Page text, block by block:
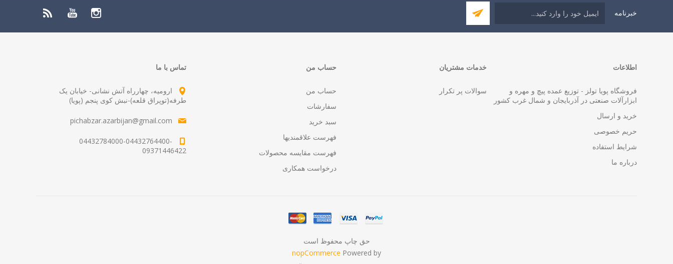
خبرنامه
اطلاعات
فروشگاه پویا تولز - توزیع عمده پیچ و مهره و
ابزارآلات صنعتی در آذربایجان و شمال غرب کشور
خرید و ارسال
حریم خصوصی
شرایط استفاده
درباره ما
خدمات مشتریان
سوالات پر تکرار
حساب من
حساب من
سفارشات
سبد خرید
فهرست علاقمندیها
فهرست مقایسه محصولات
درخواست همکاری
تماس با ما
ارومیه، چهارراه آتش نشانی- خیابان یک
طرفه(توپراق قلعه)-نبش کوی پنجم (پویا)
pichabzar.azarbijan@gmail.com
04432784000-04432764400-
09371446422
حق چاپ محفوظ است
Powered by
nopCommerce